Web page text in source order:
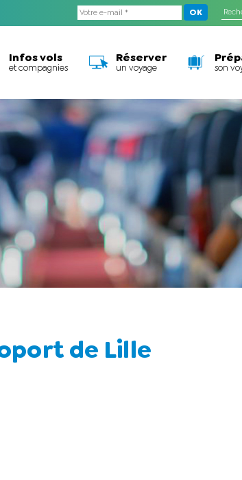
OK
Infos vols
et compagnies
Réserver
un voyage son
de Lille